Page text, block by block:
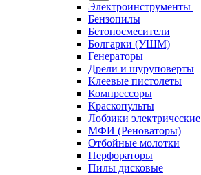
Электроинструменты
Бензопилы
Бетоносмесители
Болгарки (УШМ)
Генераторы
Дрели и шуруповерты
Клеевые пистолеты
Компрессоры
Краскопульты
Лобзики электрические
МФИ (Реноваторы)
Отбойные молотки
Перфораторы
Пилы дисковые